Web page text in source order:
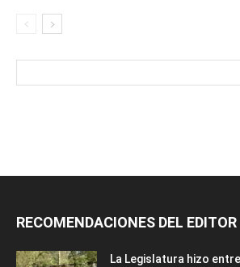
RECOMENDACIONES DEL EDITOR
La Legislatura hizo